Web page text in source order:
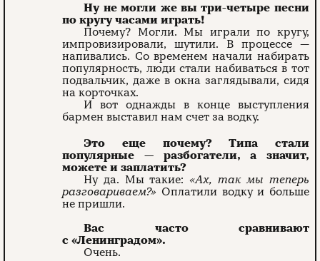
Ну не могли же вы три-четыре песни
по кругу часами играть!
Почему? Могли. Мы играли по кругу,
импровизировали, шутили. В процессе —
напивались. Со временем начали набирать
популярность, люди стали набиваться в тот
подвальчик, даже в окна заглядывали, сидя
на корточках.
И вот однажды в конце выступления
бармен выставил нам счет за водку.
Это еще почему? Типа стали
популярные — разбогатели, а значит,
можете и заплатить?
Ну да. Мы такие: «Ах, так мы теперь
разго­вариваем?» Оплатили водку и больше
не пришли.
Вас часто сравнивают
с «Ленинградом».
Очень.